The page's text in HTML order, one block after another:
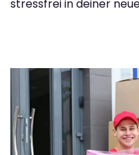
stressfrei in deiner